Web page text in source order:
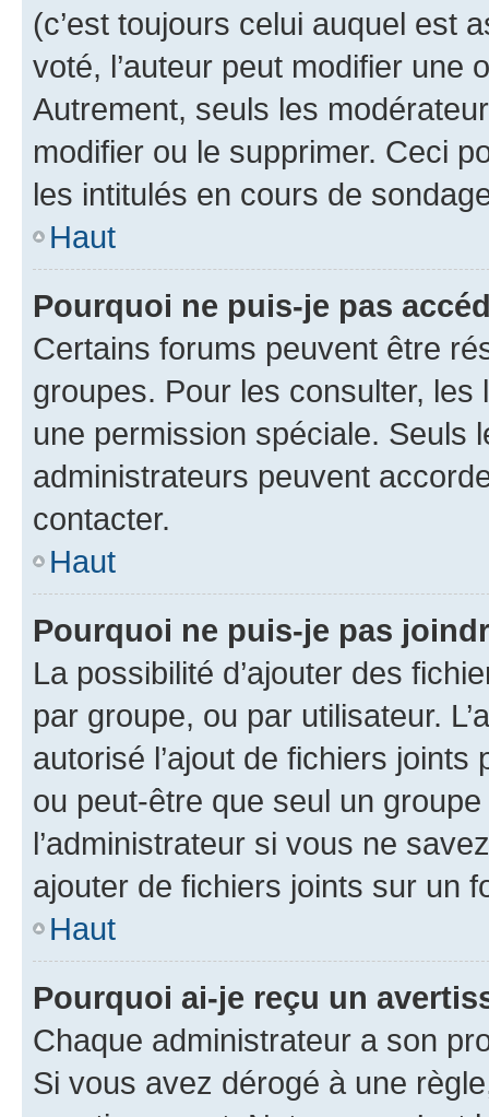
(c’est toujours celui auquel est
voté, l’auteur peut modifier une
Autrement, seuls les
modifier ou le supprimer. Ceci
les intitulés en cours de
Haut
Pourquoi ne puis-je pas
Certains forums peuvent être
groupes. Pour les consulter,
une permission spéciale. Seuls
administrateurs peuvent
contacter.
Haut
Pourquoi ne puis-je pas
La possibilité d’ajouter des
par groupe, ou par utilisateur.
autorisé l’ajout de fichiers
ou peut-être que seul un
l’administrateur si vous ne
ajouter de fichiers joints sur un
Haut
Pourquoi ai-je reçu un
Chaque administrateur a son
Si vous avez dérogé à une